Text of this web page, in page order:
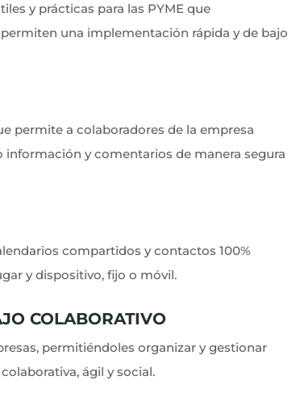
y prácticas para las PYME que
una implementación rápida y de bajo
permite a colaboradores de la empresa
y comentarios de manera segura
compartidos y contactos 100%
y dispositivo, fijo o móvil.
COLABORATIVO
permitiéndoles organizar y gestionar
ágil y social.